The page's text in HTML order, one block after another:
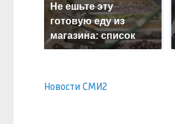
Не ешьте эту
готовую еду из
магазина: список
Новости СМИ2